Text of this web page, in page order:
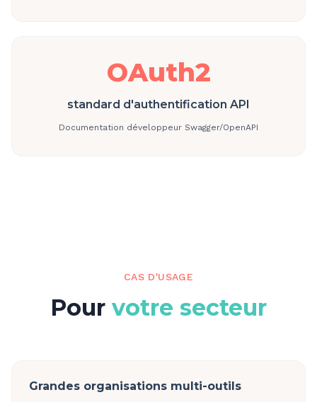
OAuth2
standard d'authentification API
Documentation développeur Swagger/OpenAPI
CAS D'USAGE
Pour votre secteur
Grandes organisations multi-outils